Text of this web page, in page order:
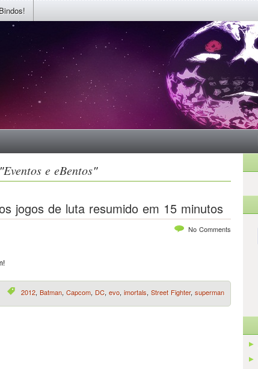
Eventos e eBentos"
jogos de luta resumido em 15 minutos
No Comments
2012, Batman, Capcom, DC, evo, imortals, Street Fighter, superman